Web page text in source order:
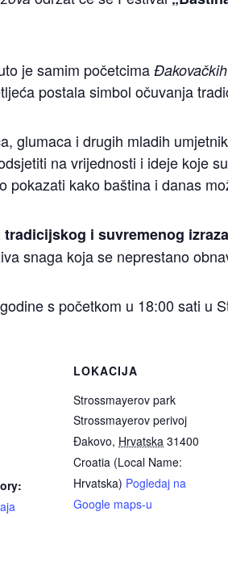
je samim početcima
postala simbol očuvanja
glumaca i drugih mladih
na vrijednosti i ideje koje
kako baština i danas
tradicijskog i suvremenog izraza
snaga koja se neprestano
s početkom u 18:00 sati u
LOKACIJA
Strossmayerov park
Strossmayerov perivoj
Đakovo, Hrvatska 31400
Croatia (Local Name:
Hrvatska) Pogledaj na
Google maps-u